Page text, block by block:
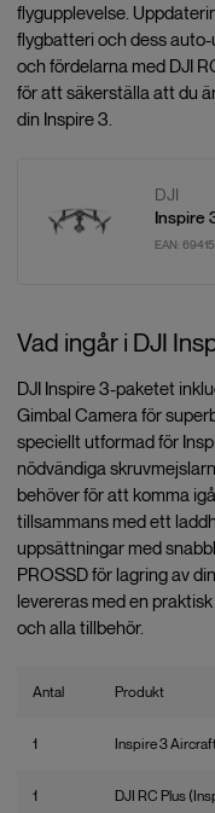
flygupplevelse.
flygbatteri och dess
och fördelarna med DJI
för att säkerställa att du
din Inspire 3.
DJI
Inspire
EAN:
Vad ingår i DJI
DJI Inspire 3-paketet
Gimbal Camera för
speciellt utformad för
nödvändiga
behöver för att komma
tillsammans med ett
uppsättningar med
PROSSD för lagring av
levereras med en
och alla tillbehör.
Antal Produkt
1 Inspire 3
1 DJI RC Plus